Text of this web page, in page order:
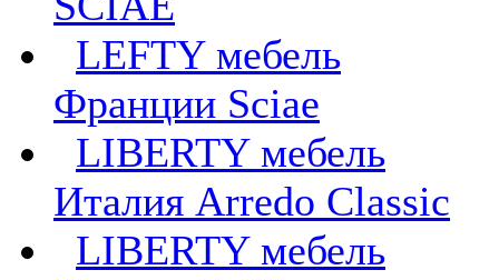
LEFTY мебель
Франции Sciae
LIBERTY мебель
Италия Arredo Classic
LIBERTY мебель